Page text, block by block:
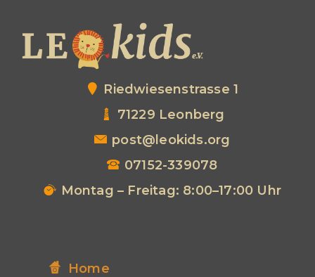
Riedwiesenstrasse 1
71229 Leonberg
post@leokids.org
07152-339078
Montag – Freitag: 8:00–17:00 Uhr
Home